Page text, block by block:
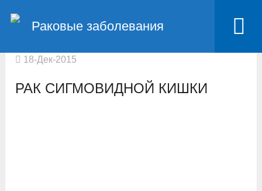
Раковые заболевания
Главная
Рак кишечника
18-Дек-2015
РАК СИГМОВИДНОЙ КИШКИ